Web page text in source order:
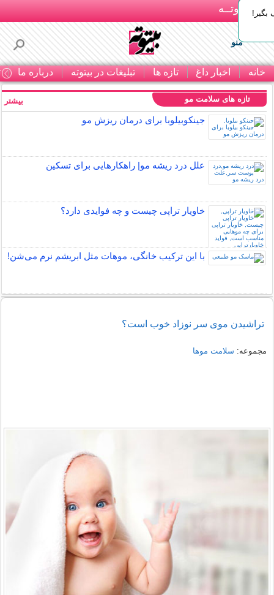
بـیتوتــه
منو
خانه اخبار داغ تازه ها تبلیغات در بیتوته درباره ما
تازه های سلامت مو
جینکوبیلوبا برای درمان ریزش مو
علل درد ریشه مو| راهکارهایی برای تسکین
خاویار تراپی چیست و چه فوایدی دارد؟
با این ترکیب خانگی، موهات مثل ابریشم نرم می‌شن!
بیشتر
تراشیدن موی سر نوزاد خوب است؟
مجموعه: سلامت موها